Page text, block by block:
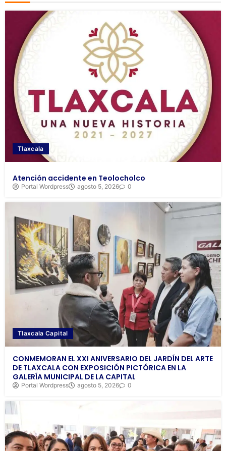
Tlaxcala
Atención accidente en Teolocholco
Portal Wordpress agosto 5, 2026 0
Tlaxcala Capital
CONMEMORAN EL XXI ANIVERSARIO DEL JARDÍN DEL ARTE
DE TLAXCALA CON EXPOSICIÓN PICTÓRICA EN LA
GALERÍA MUNICIPAL DE LA CAPITAL
Portal Wordpress agosto 5, 2026 0